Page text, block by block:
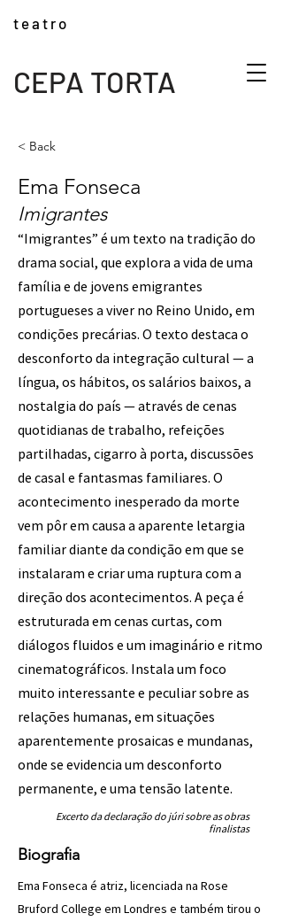
CEPA TORTA
t e a t r o
< Back
Ema Fonseca
Imigrantes
“Imigrantes” é um texto na tradição do
drama social, que explora a vida de uma
família e de jovens emigrantes
portugueses a viver no Reino Unido, em
condições precárias. O texto destaca o
desconforto da integração cultural — a
língua, os hábitos, os salários baixos, a
nostalgia do país — através de cenas
quotidianas de trabalho, refeições
partilhadas, cigarro à porta, discussões
de casal e fantasmas familiares. O
acontecimento inesperado da morte
vem pôr em causa a aparente letargia
familiar diante da condição em que se
instalaram e criar uma ruptura com a
direção dos acontecimentos. A peça é
estruturada em cenas curtas, com
diálogos fluidos e um imaginário e ritmo
cinematográficos. Instala um foco
muito interessante e peculiar sobre as
relações humanas, em situações
aparentemente prosaicas e mundanas,
onde se evidencia um desconforto
permanente, e uma tensão latente.
Excerto da declaração do júri sobre as obras
finalistas
Biografia
Ema Fonseca é atriz, licenciada na Rose
Bruford College em Londres e também tirou o